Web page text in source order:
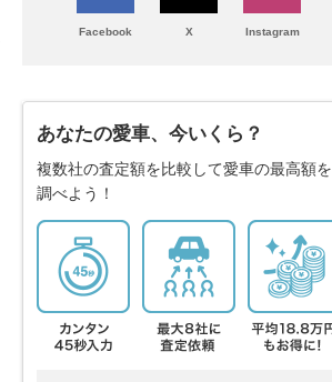
Facebook X Instagram
あなたの愛車、今いくら？
複数社の査定額を比較して愛車の最高額を
調べよう！